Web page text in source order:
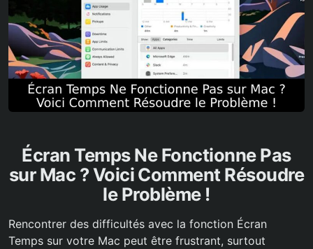
Écran Temps Ne Fonctionne Pas
sur Mac ? Voici Comment Résoudre
le Problème !
Rencontrer des difficultés avec la fonction Écran
Temps sur votre Mac peut être frustrant, surtout